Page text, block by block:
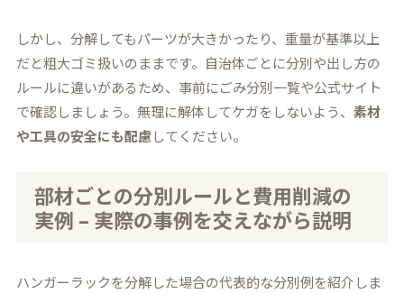
しかし、分解してもパーツが大きかったり、重量が基準以上
だと粗大ゴミ扱いのままです。自治体ごとに分別や出し方の
ルールに違いがあるため、事前にごみ分別一覧や公式サイト
で確認しましょう。無理に解体してケガをしないよう、素材
や工具の安全にも配慮してください。
部材ごとの分別ルールと費用削減の
実例 – 実際の事例を交えながら説明
ハンガーラックを分解した場合の代表的な分別例を紹介しま